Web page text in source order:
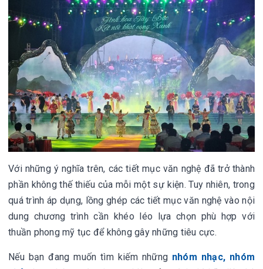
Với những ý nghĩa trên, các tiết mục văn nghệ đã trở thành
phần không thế thiếu của mỗi một sự kiện. Tuy nhiên, trong
quá trình áp dụng, lồng ghép các tiết mục văn nghệ vào nội
dung chương trình cần khéo léo lựa chọn phù hợp với
thuần phong mỹ tục để không gây những tiêu cực.
Nếu bạn đang muốn tìm kiếm những nhóm nhạc, nhóm